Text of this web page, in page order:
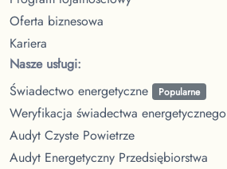
Oferta biznesowa
Kariera
Nasze usługi:
Świadectwo energetyczne
Popularne
Weryfikacja świadectwa energetycznego
Audyt Czyste Powietrze
Audyt Energetyczny Przedsiębiorstwa